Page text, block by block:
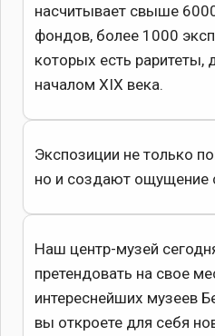
насчитывает свыше
фондов, более 1000
которых есть раритеты,
началом XIX века.
Экспозиции не только
но и создают ощущение
Наш центр-музей
претендовать на свое
интереснейших музеев
вы откроете для себя